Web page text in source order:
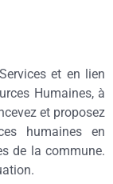
et en lien
Humaines, à
et proposez
humaines en
de la commune.